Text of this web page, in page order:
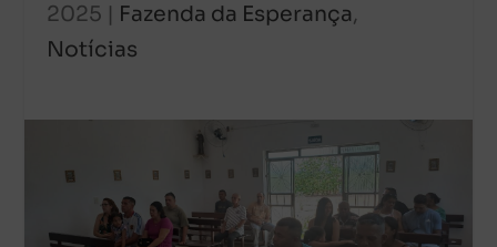
2025 | Fazenda da Esperança,
Notícias